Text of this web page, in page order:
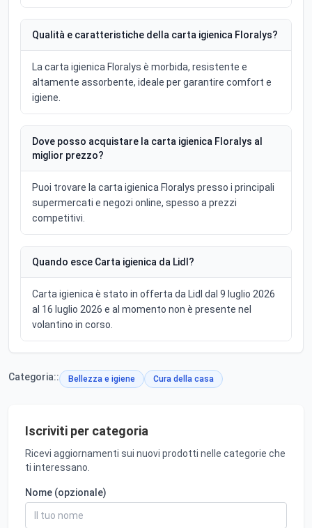
Qualità e caratteristiche della carta igienica Floralys?
La carta igienica Floralys è morbida, resistente e
altamente assorbente, ideale per garantire comfort e
igiene.
Dove posso acquistare la carta igienica Floralys al
miglior prezzo?
Puoi trovare la carta igienica Floralys presso i principali
supermercati e negozi online, spesso a prezzi
competitivi.
Quando esce Carta igienica da Lidl?
Carta igienica è stato in offerta da Lidl dal 9 luglio 2026
al 16 luglio 2026 e al momento non è presente nel
volantino in corso.
Categoria:: Bellezza e igiene Cura della casa
Iscriviti per categoria
Ricevi aggiornamenti sui nuovi prodotti nelle categorie che
ti interessano.
Nome (opzionale)